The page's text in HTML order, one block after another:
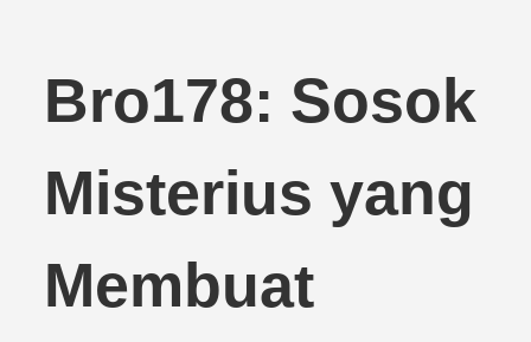
Bro178: Sosok
Misterius yang
Membuat